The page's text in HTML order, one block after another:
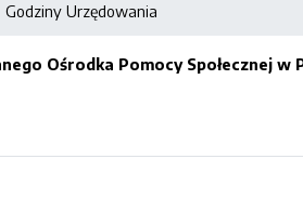
Godziny Urzędowania
Ośrodka Pomocy Społecznej w